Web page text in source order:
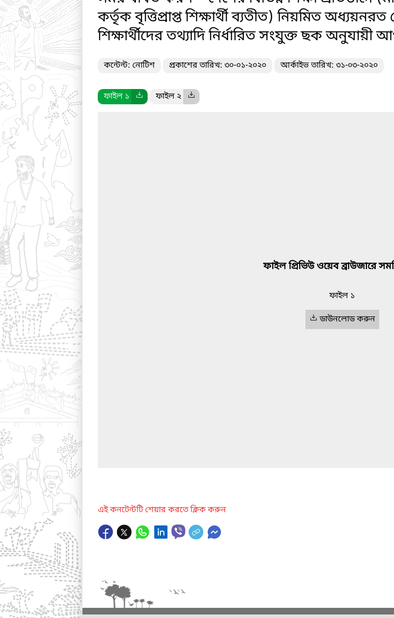
কর্তৃক বৃত্তিপ্রাপ্ত শিক্ষার্থী ব্যতীত) নিয়মিত অধ্যয়নরত
শিক্ষার্থীদের তথ্যাদি নির্ধারিত সংযুক্ত ছক
কন্টেন্ট: নোটিশ প্রকাশের তারিখ: ৩০-০১-২০২০ আর্কাইভ তারিখ: ৩১-০৩-২০২০
ফাইল ১ ফাইল ২
ফাইল প্রিভিউ ওয়েব ব্রাউজারে
ফাইল ১
ডাউনলোড করুন
এই কনটেন্টটি শেয়ার করতে ক্লিক করুন